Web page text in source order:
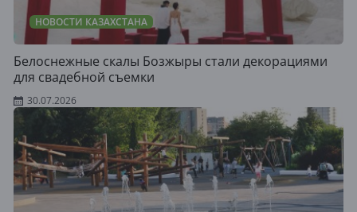
НОВОСТИ КАЗАХСТАНА
Белоснежные скалы Бозжыры стали декорациями
для свадебной съемки
30.07.2026